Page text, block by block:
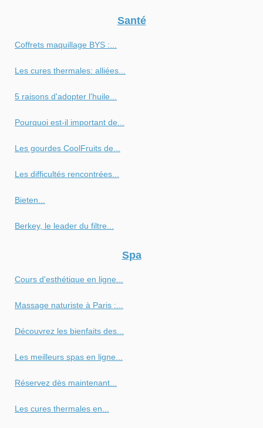
Santé
Coffrets maquillage BYS :...
Les cures thermales: alliées...
5 raisons d'adopter l'huile...
Pourquoi est-il important de...
Les gourdes CoolFruits de...
Les difficultés rencontrées...
Bieten...
Berkey, le leader du filtre...
Spa
Cours d'esthétique en ligne...
Massage naturiste à Paris :...
Découvrez les bienfaits des...
Les meilleurs spas en ligne...
Réservez dès maintenant...
Les cures thermales en...